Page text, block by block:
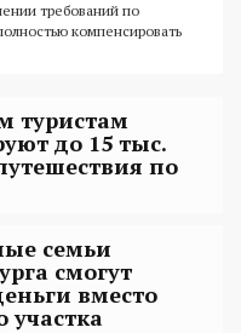
требований по
компенсировать
туристам
до 15 тыс.
по
семьи
смогут
вместо
участка